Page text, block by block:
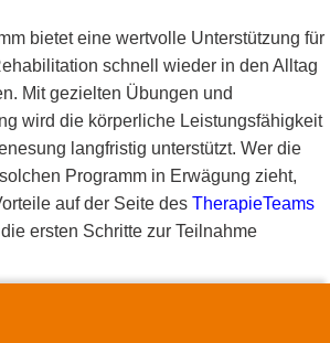
bietet eine wertvolle Unterstützung für
schnell wieder in den Alltag
Mit gezielten Übungen und
wird die körperliche Leistungsfähigkeit
langfristig unterstützt. Wer die
Programm in Erwägung zieht,
auf der Seite des TherapieTeams
ersten Schritte zur Teilnahme